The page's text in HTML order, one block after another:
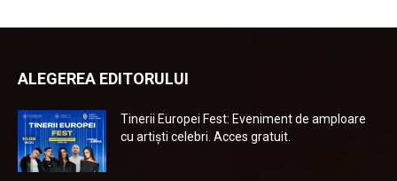
ALEGEREA EDITORULUI
Tinerii Europei Fest: Eveniment de amploare
cu artiști celebri. Acces gratuit.